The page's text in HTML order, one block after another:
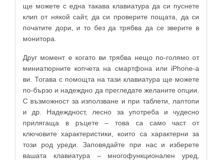
ще можете с една такава клавиатура да си пуснете
клип от някой сайт, да си проверите пощата, да си
початите дори, и то без да трябва да се зверите в
монитора.
Друг момент е когато ви трябва нещо по-голямо от
миниатюрните копчета на смартфона или iPhonе-а
ви. Тогава с помощта на тази клавиатура ще можете
по-бързо и надеждно да прегледате желаните опции.
С възможност за използване и при таблети, лаптопи
и др. Надеждност, лесно за употреба и чудесно
прилягаща в ръцете – това са само част от
ключовите характеристики, които са характерни за
този род уреди. Заповядайте при нас и изберете
вашата клавиатура – многофункционален уред,